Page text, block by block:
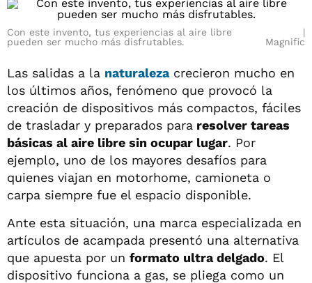
Con este invento, tus experiencias al aire libre
pueden ser mucho más disfrutables.
Magnific
Las salidas a la naturalezacrecieron mucho en
los últimos años, fenómeno que provocó la
creación de dispositivos más compactos, fáciles
de trasladar y preparados para resolver tareas
básicas al aire libre sin ocupar lugar. Por
ejemplo, uno de los mayores desafíos para
quienes viajan en motorhome, camioneta o
carpa siempre fue el espacio disponible.
Ante esta situación, una marca especializada en
artículos de acampada presentó una alternativa
que apuesta por un formato ultra delgado. El
dispositivo funciona a gas, se pliega como un